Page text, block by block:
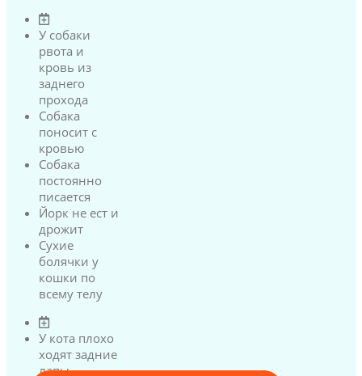
У собаки
рвота и
кровь из
заднего
прохода
Собака
поносит с
кровью
Собака
постоянно
писается
Йорк не ест и
дрожит
Сухие
болячки у
кошки по
всему телу
У кота плохо
ходят задние
лапы